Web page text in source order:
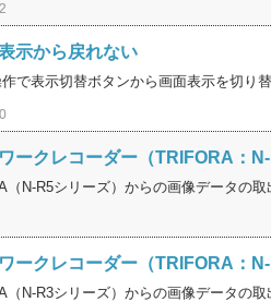
示から戻れない
で表示切替ボタンから画面表示を切り
ークレコーダー（TRIFORA：
（N-R5シリーズ）からの画像データの
ークレコーダー（TRIFORA：
（N-R3シリーズ）からの画像データの